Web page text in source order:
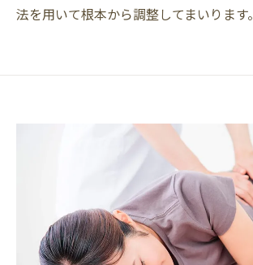
法を用いて根本から調整してまいります。